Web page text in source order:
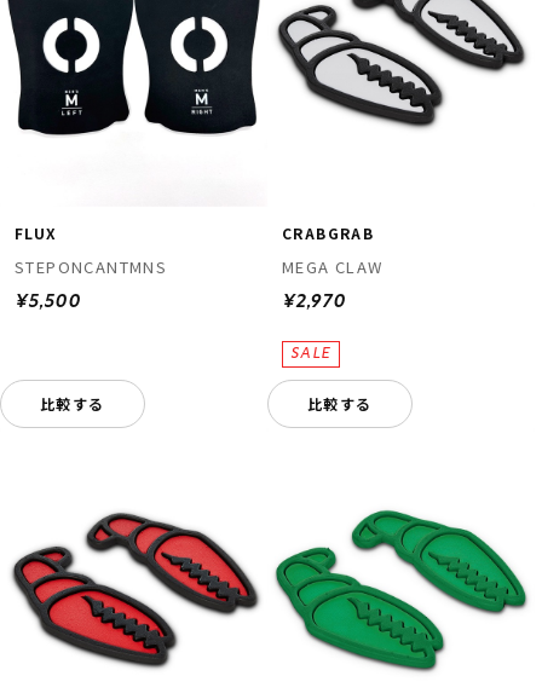
FLUX
STEPONCANTMNS
¥5,500
比較する
CRABGRAB
MEGA CLAW
¥2,970
比較する